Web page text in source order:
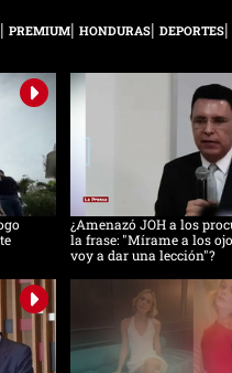
PREMIUM HONDURAS DEPORTES
¿Amenazó JOH a los
la frase: "Mírame a los
voy a dar una lección"?